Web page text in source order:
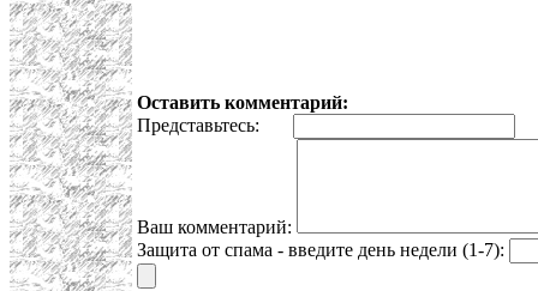
Оставить комментарий:
Представьтесь:
Ваш комментарий:
Защита от спама - введите день недели (1-7):